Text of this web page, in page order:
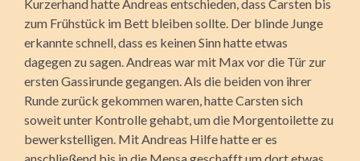
Kurzerhand hatte Andreas entschieden, dass Carsten bis
zum Frühstück im Bett bleiben sollte. Der blinde Junge
erkannte schnell, dass es keinen Sinn hatte etwas
dagegen zu sagen. Andreas war mit Max vor die Tür zur
ersten Gassirunde gegangen. Als die beiden von ihrer
Runde zurück gekommen waren, hatte Carsten sich
soweit unter Kontrolle gehabt, um die Morgentoilette zu
bewerkstelligen. Mit Andreas Hilfe hatte er es
anschließend bis in die Mensa geschafft um dort etwas